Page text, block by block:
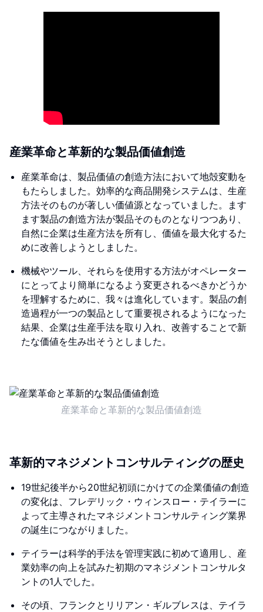
産業革命と革新的な製品価値創造
産業革命は、製品価値の創造方法において地殻変動を
もたらしました。効率的な商品開発システムは、生産
方法そのものが著しい価値源となっていました。ます
ます製品の創造方法が製品そのものとなりつつあり、
自然に企業は生産方法を所有し、価値を最大化するた
めに改善しようとしました。
機械やツール、それらを使用する方法がオペレーター
にとってより簡単になるよう変更されるべきかどうか
を理解するために、我々は進化しています。製品の創
造過程が一つの製品として重要視されるようになった
結果、企業は生産手法を取り入れ、改善することで新
たな価値を生み出そうとしました。
産業革命と革新的な製品価値創造
革新的マネジメントコンサルティングの歴史
19世紀後半から20世紀初頭にかけての企業価値の創造
の変化は、フレデリック・ウィンスロー・テイラーに
よって主導されたマネジメントコンサルティング業界
の誕生につながりました。
テイラーは科学的手法を管理実践に初めて適用し、産
業効率の向上を試みた初期のマネジメントコンサルタ
ントの1人でした。
その頃、フランクとリリアン・ギルブレスは、テイラ